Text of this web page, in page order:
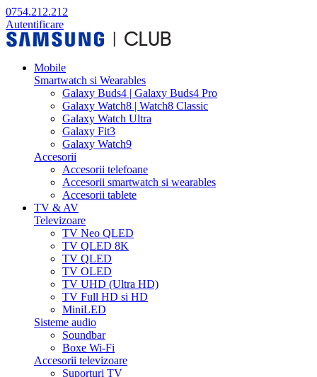
0754.212.212
Autentificare
Mobile
Smartwatch si Wearables
Galaxy Buds4 | Galaxy Buds4 Pro
Galaxy Watch8 | Watch8 Classic
Galaxy Watch Ultra
Galaxy Fit3
Galaxy Watch9
Accesorii
Accesorii telefoane
Accesorii smartwatch si wearables
Accesorii tablete
TV & AV
Televizoare
TV Neo QLED
TV QLED 8K
TV QLED
TV OLED
TV UHD (Ultra HD)
TV Full HD si HD
MiniLED
Sisteme audio
Soundbar
Boxe Wi-Fi
Accesorii televizoare
Suporturi TV